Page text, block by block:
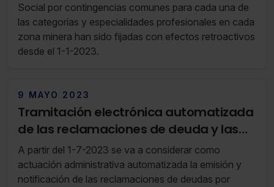
Carbón
Social por contingencias comunes para cada una de
las categorías y especialidades profesionales en cada
zona minera han sido fijadas con efectos retroactivos
desde el 1-1-2023.
9 MAYO 2023
Tramitación electrónica automatizada
de las reclamaciones de deuda y las
providencias de apremio
A partir del 1-7-2023 se va a considerar como
actuación administrativa automatizada la emisión y
notificación de las reclamaciones de deudas por